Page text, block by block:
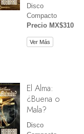
Disco
Compacto
Precio MX$310
Ver Más
El Alma:
¿Buena o
Mala?
Disco